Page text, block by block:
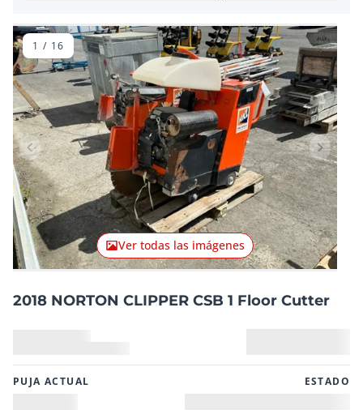
Artículo anterior
Ver todas las imágenes
1 / 16
2018 NORTON CLIPPER CSB 1 Floor Cutter
PUJA ACTUAL ESTADO